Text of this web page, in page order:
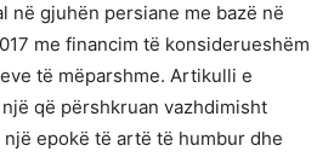
në gjuhën persiane me bazë në
me financim të konsiderueshëm
të mëparshme. Artikulli e
që përshkruan vazhdimisht
epokë të artë të humbur dhe